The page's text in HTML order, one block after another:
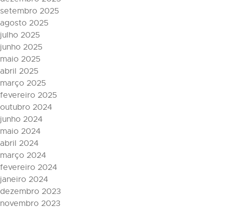
setembro 2025
agosto 2025
julho 2025
junho 2025
maio 2025
abril 2025
março 2025
fevereiro 2025
outubro 2024
junho 2024
maio 2024
abril 2024
março 2024
fevereiro 2024
janeiro 2024
dezembro 2023
novembro 2023